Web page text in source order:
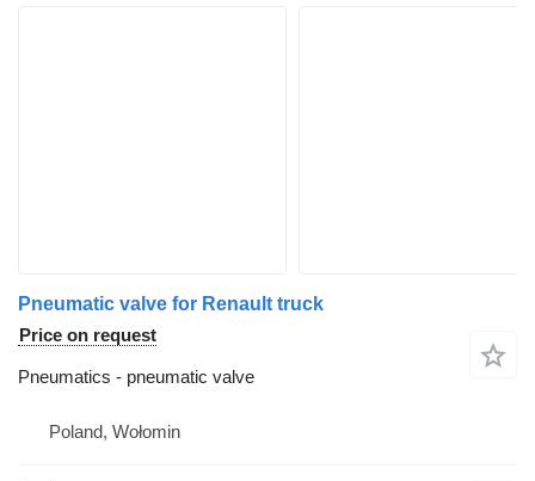
Pneumatic valve for Renault truck
Price on request
Pneumatics - pneumatic valve
Poland, Wołomin